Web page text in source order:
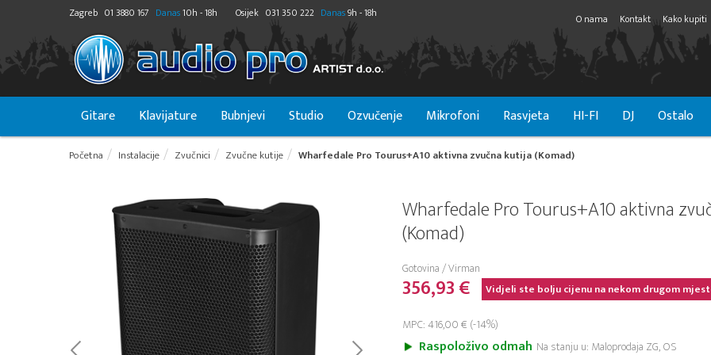
Zagreb 01 3880 167 Danas10h - 18h Osijek 031 350 222 Danas9h - 18h O nama Kontakt Kako kupiti
Gitare Klavijature Bubnjevi Studio Ozvučenje Mikrofoni Rasvjeta HI-FI DJ Ostalo
Početna Instalacije Zvučnici Zvučne kutije Wharfedale Pro Tourus+A10 aktivna zvučna kutija (Komad)
Wharfedale Pro Tourus+A10 aktivna
(Komad)
Gotovina / Virman
356,93 € Vidjeli ste bolju cijenu na nekom drugom
MPC: 416,00 € (-14%)
Raspoloživo odmah Na stanju u: Maloprodaja ZG, OS